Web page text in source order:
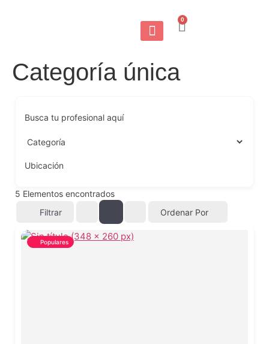
0
Categoría única
Busca tu profesional aquí
Ubicación
5 Elementos encontrados
Filtrar
Ordenar Por
Populares